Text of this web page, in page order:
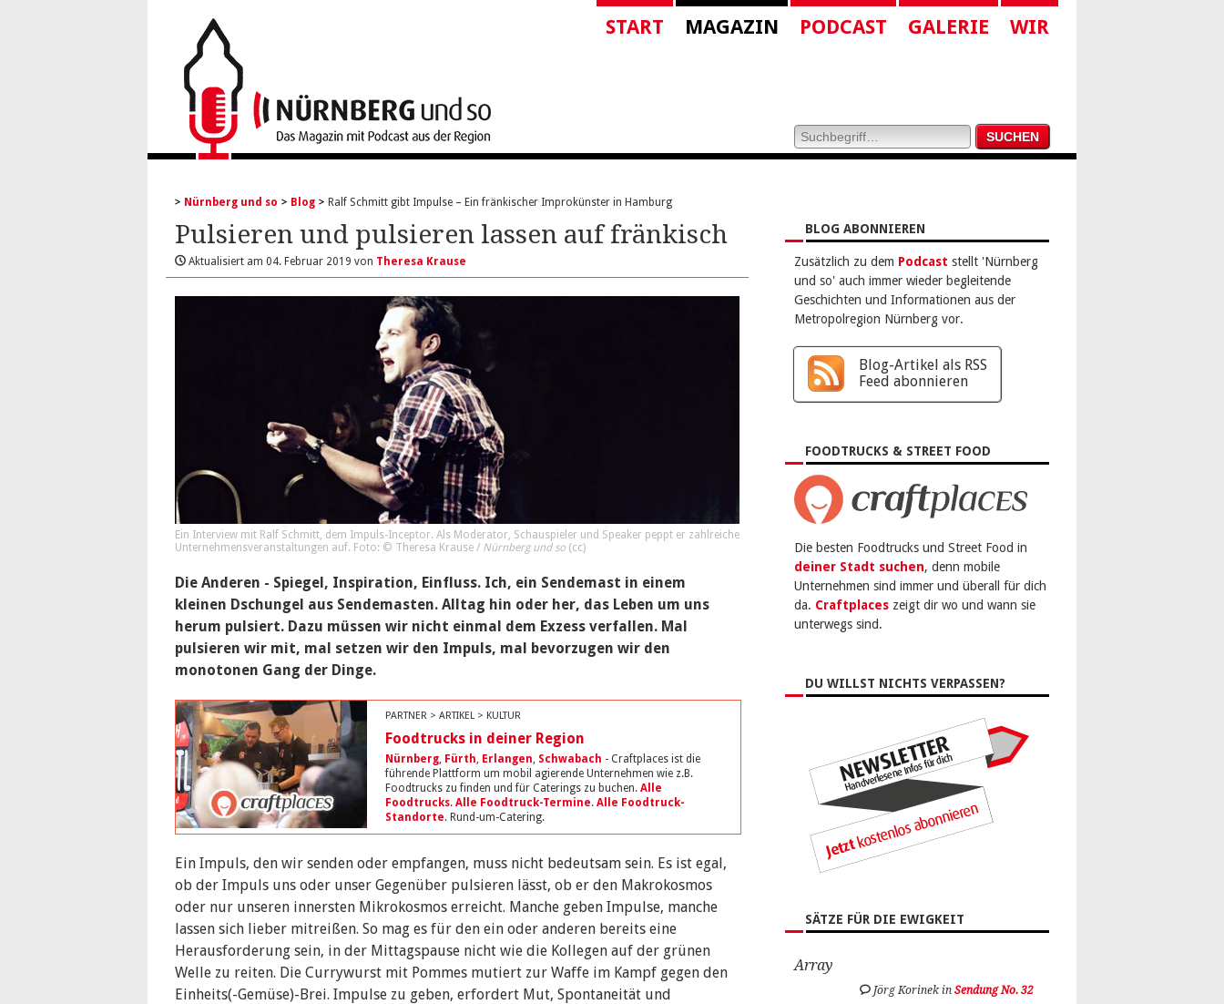
START MAGAZIN PODCAST GALERIE WIR
Nürnberg und so Blog Ralf Schmitt gibt Impulse – Ein fränkischer Improkünster in Hamburg
Pulsieren und pulsieren lassen auf fränkisch
Aktualisiert am 04. Februar 2019 von Theresa Krause
Ein Interview mit Ralf Schmitt, dem Impuls-Inceptor. Als Moderator, Schauspieler und Speaker peppt er zahlreiche
Unternehmensveranstaltungen auf. Foto: © Theresa Krause / Nürnberg und so (cc)
Die Anderen - Spiegel, Inspiration, Einfluss. Ich, ein Sendemast in einem
kleinen Dschungel aus Sendemasten. Alltag hin oder her, das Leben um uns
herum pulsiert. Dazu müssen wir nicht einmal dem Exzess verfallen. Mal
pulsieren wir mit, mal setzen wir den Impuls, mal bevorzugen wir den
monotonen Gang der Dinge.
PARTNER > ARTIKEL > KULTUR
Foodtrucks in deiner Region
Nürnberg, Fürth, Erlangen, Schwabach - Craftplaces ist die
führende Plattform um mobil agierende Unternehmen wie z.B.
Foodtrucks zu finden und für Caterings zu buchen. Alle
Foodtrucks. Alle Foodtruck-Termine. Alle Foodtruck-
Standorte. Rund-um-Catering.
Ein Impuls, den wir senden oder empfangen, muss nicht bedeutsam sein. Es ist egal,
ob der Impuls uns oder unser Gegenüber pulsieren lässt, ob er den Makrokosmos
oder nur unseren innersten Mikrokosmos erreicht. Manche geben Impulse, manche
lassen sich lieber mitreißen. So mag es für den ein oder anderen bereits eine
Herausforderung sein, in der Mittagspause nicht wie die Kollegen auf der grünen
Welle zu reiten. Die Currywurst mit Pommes mutiert zur Waffe im Kampf gegen den
Einheits(-Gemüse)-Brei. Impulse zu geben, erfordert Mut, Spontaneität und
BLOG ABONNIEREN
Zusätzlich zu dem Podcast stellt 'Nürnberg
und so' auch immer wieder begleitende
Geschichten und Informationen aus der
Metropolregion Nürnberg vor.
Blog-Artikel als RSS
Feed abonnieren
FOODTRUCKS & STREET FOOD
Die besten Foodtrucks und Street Food in
deiner Stadt suchen, denn mobile
Unternehmen sind immer und überall für dich
da. Craftplaces zeigt dir wo und wann sie
unterwegs sind.
DU WILLST NICHTS VERPASSEN?
SÄTZE FÜR DIE EWIGKEIT
Array
Jörg Korinek inSendung No. 32